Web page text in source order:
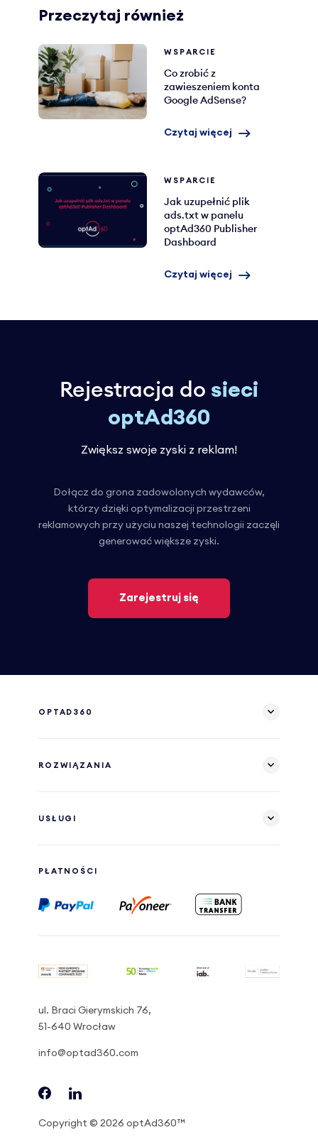
Przeczytaj również
WSPARCIE
Co zrobić z
zawieszeniem konta
Google AdSense?
Czytaj więcej
WSPARCIE
Jak uzupełnić plik
ads.txt w panelu
optAd360 Publisher
Dashboard
Czytaj więcej
Rejestracja do sieci
optAd360
Zwiększ swoje zyski z reklam!
Dołącz do grona zadowolonych wydawców,
którzy dzięki optymalizacji przestrzeni
reklamowych przy użyciu naszej technologii zaczęli
generować większe zyski.
Zarejestruj się
OPTAD360
ROZWIĄZANIA
USŁUGI
PŁATNOŚCI
ul. Braci Gierymskich 76,
51-640 Wrocław
info@optad360.com
Copyright © 2026 optAd360™